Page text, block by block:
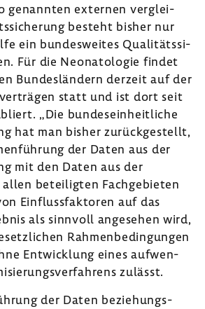
genannten externen verglei­
besteht bisher nur
ein bundes­weites Quali­täts­si­
Für die Neona­to­logie findet
Bundes­län­dern derzeit auf der
statt und ist dort seit
„Die bundes­ein­heit­liche
hat man bisher zurück­ge­stellt,
der Daten aus der
mit den Daten aus der
betei­ligten Fach­ge­bieten
Einfluss­fak­toren auf das
als sinn­voll ange­sehen wird,
Rahmen­be­din­gungen
Entwick­lung eines aufwen­
zulässt.
der Daten bezie­hungs­